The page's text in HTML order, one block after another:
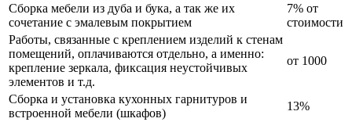
Сборка мебели из дуба и бука, а так же их
сочетание с эмалевым покрытием
7% от
стоимости
Работы, связанные с креплением изделий к стенам
помещений, оплачиваются отдельно, а именно:
крепление зеркала, фиксация неустойчивых
элементов и т.д.
от 1000
Сборка и установка кухонных гарнитуров и
встроенной мебели (шкафов)
13%